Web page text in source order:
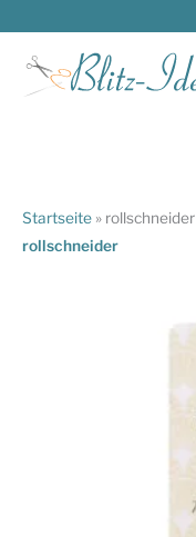
springen
Startseite » rollschneider
rollschneider